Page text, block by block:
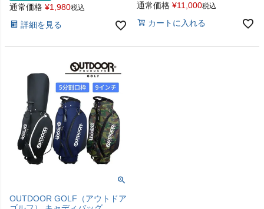
通常価格 ¥1,980税込
詳細を見る
通常価格 ¥11,000税込
カートに入れる
OUTDOOR GOLF（アウトドア